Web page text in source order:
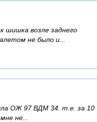
шишка возле заднего
не было и...
ОЖ 97 ВДМ 34. т.е. за 10
не...